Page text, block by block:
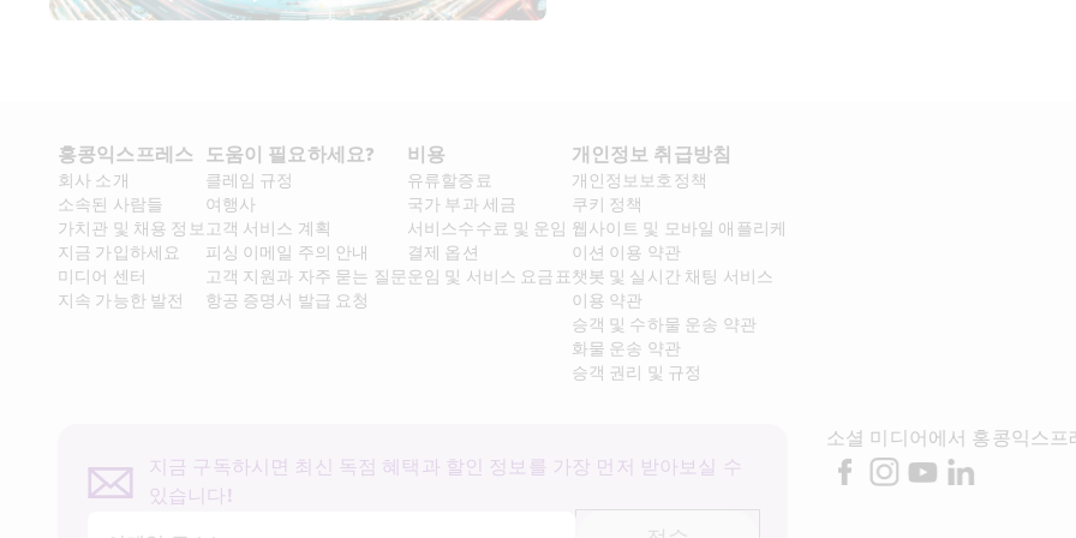
홍콩익스프레스​
회사 소개​
소속된 사람들
가치관 및 채용 정보​
지금 가입하세요
미디어 센터
지속 가능한 발전
도움이 필요하세요?
클레임 규정
여행사
고객 서비스 계획
피싱 이메일 주의 안내
고객 지원과 자주 묻는 질문
항공 증명서 발급 요청
비용
유류할증료
국가 부과 세금
서비스수수료 및 운임
결제 옵션
운임 및 서비스 요금표
개인정보 취급방침
개인정보보호정책
쿠키 정책
웹사이트 및 모바일 애플리케
이션 이용 약관
챗봇 및 실시간 채팅 서비스
이용 약관
승객 및 수하물 운송 약관
화물 운송 약관
승객 권리 및 규정
지금 구독하시면 최신 독점 혜택과 할인 정보를 가장 먼저 받아보실 수
있습니다!
소셜 미디어에서 홍콩익스프